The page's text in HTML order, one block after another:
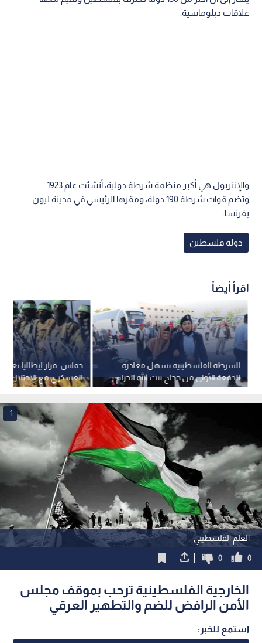
علاقات دبلوماسية.
والإنتربول هي أكبر منظمة شرطة دولية، أنشئت عام 1923
وتضم قوات شرطة 190 دولة، ومقرها الرئيسي في مدينة ليون
بفرنسا.
دولة فلسطين
اقرأ أيضاً
حماس: قرار إيطاليا تعليق
العسكري مع الاحتلال
لردع عدوانه
الشرطة الفلسطينية تسهل مغادرة
الدفعة الأولى من حجاج بيت الله الحرام
عبر معبر الكرامة
العلم الفلسطيني
1
0
0
الخارجية الفلسطينية ترحب بموقف مجلس
الأمن الرافض للضم والتطهير العرقي
استمع للخبر: